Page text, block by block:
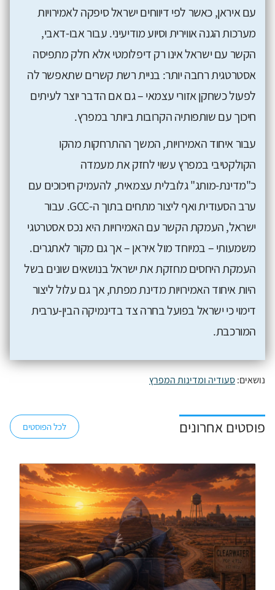
עם איראן, כאשר לפי דיווחים ישראל סיפקה לאמירויות
מערכות הגנה אווירית וסיוע מודיעיני. עבור אבו-דאבי,
הקשר עם ישראל אינו רק דיפלומטי אלא חלק מתפיסה
אסטרטגית רחבה יותר: בניית רשת קשרים שתאפשר לה
לפעול כשחקן אזורי עצמאי – גם אם הדבר יוצר לעיתים
חיכוך עם שותפותיה הקרובות ביותר במפרץ.
עבור איחוד האמירויות, המשך ההתרחקות מהקו
הקולקטיבי במפרץ עשוי לחזק את מעמדה
כ"מדינת-מותג" גלובלית עצמאית, להעמיק חיכוכים עם
ערב הסעודית ואף ליצור מתחים בתוך ה-GCC. עבור
ישראל, העמקת הקשר עם האמירויות היא נכס אסטרטגי
משמעותי – במיוחד מול איראן – אך גם מקור לאתגרים.
העמקת היחסים מחזקת את ישראל בנושאים שונים בשל
היות איחוד האמירויות מדינת מפתח, אך גם עלול ליצור
דימוי כי ישראל בפועל בחרה צד בדינמיקה הבין-ערבית
המורכבת.
נושאים:סעודיה ומדינות המפרץ
פוסטים אחרונים לכל הפוסטים